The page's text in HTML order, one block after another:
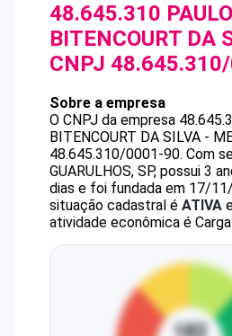
48.645.310
BITENCOURT DA
CNPJ
Sobre a empresa
O CNPJ da empresa
BITENCOURT DA SILVA -
48.645.310/0001-90. Com
GUARULHOS, SP, possui 3
dias e foi fundada em 17/
situação cadastral é ATIVA
atividade econômica é